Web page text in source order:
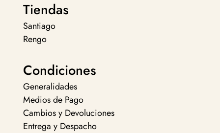
Tiendas
Santiago
Rengo
Condiciones
Generalidades
Medios de Pago
Cambios y Devoluciones
Entrega y Despacho